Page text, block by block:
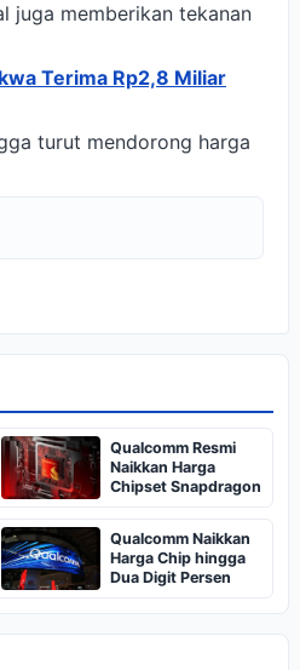
juga memberikan tekanan
Terima Rp2,8 Miliar
turut mendorong harga
Qualcomm Resmi
Naikkan Harga
Chipset Snapdragon
Qualcomm Naikkan
Harga Chip hingga
Dua Digit Persen